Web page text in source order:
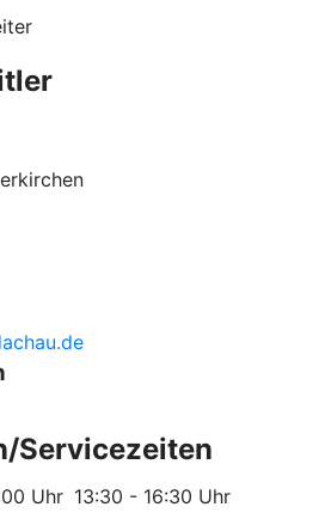
Servicezeiten
Uhr 13:30 - 16:30 Uhr